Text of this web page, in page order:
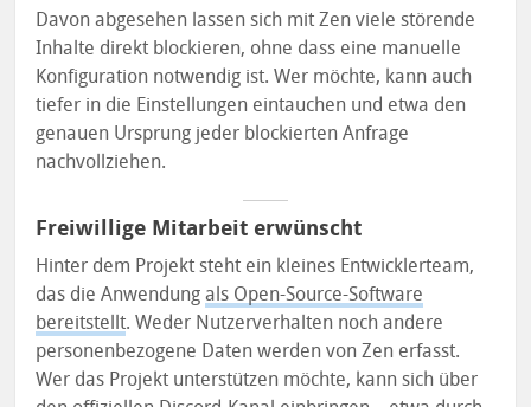
Davon abgesehen lassen sich mit Zen viele störende
Inhalte direkt blockieren, ohne dass eine manuelle
Konfiguration notwendig ist. Wer möchte, kann auch
tiefer in die Einstellungen eintauchen und etwa den
genauen Ursprung jeder blockierten Anfrage
nachvollziehen.
Freiwillige Mitarbeit erwünscht
Hinter dem Projekt steht ein kleines Entwicklerteam,
das die Anwendungals Open-Source-Software
bereitstellt. Weder Nutzerverhalten noch andere
personenbezogene Daten werden von Zen erfasst.
Wer das Projekt unterstützen möchte, kann sich über